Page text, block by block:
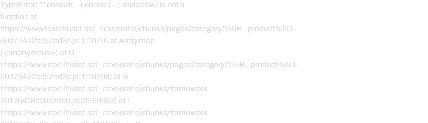
TypeError: "".concat(...).concat(...).replaceAll is not a
function at
https://www.textilhuset.se/_next/static/chunks/pages/category/%5B...product%5D-
60d73422cc57ed3c.js:1:10791 at Array.map
(<anonymous>) at O
(https://www.textilhuset.se/_next/static/chunks/pages/category/%5B...product%5D-
60d73422cc57ed3c.js:1:10598) at lk
(https://www.textilhuset.se/_next/static/chunks/framework-
20126418c06c39b0.js:25:60903) at i
(https://www.textilhuset.se/_next/static/chunks/framework-